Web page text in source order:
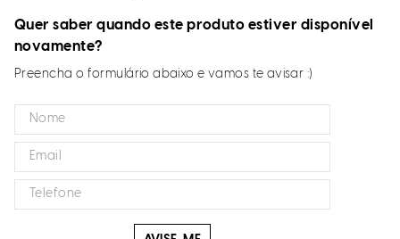
Quer saber quando este produto estiver disponível
novamente?
Preencha o formulário abaixo e vamos te avisar :)